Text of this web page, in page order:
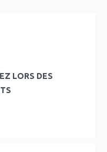
LORS DES